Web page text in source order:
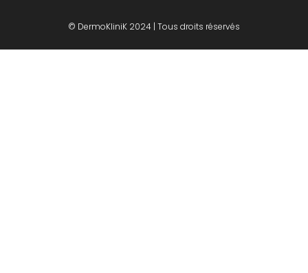
© DermoKliniK 2024 | Tous droits réservés